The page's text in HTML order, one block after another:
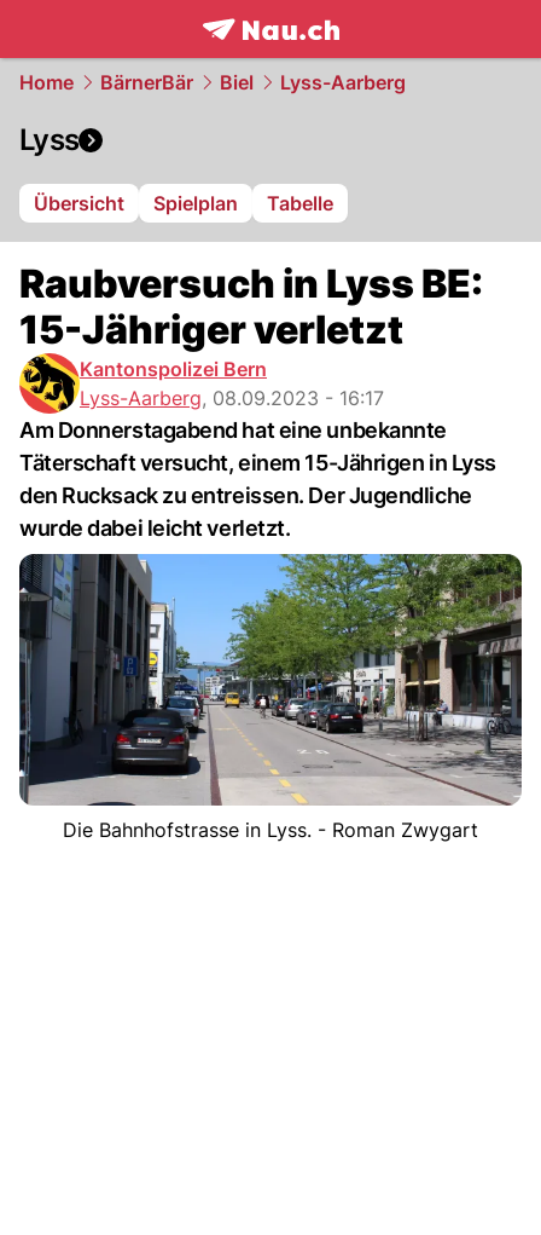
frontpage.NAU.ch
Home BärnerBär Biel Lyss-Aarberg
Lyss
Übersicht Spielplan Tabelle
Raubversuch in Lyss BE:
15-Jähriger verletzt
Kantonspolizei Bern
Lyss-Aarberg, 08.09.2023 - 16:17
Am Donnerstagabend hat eine unbekannte
Täterschaft versucht, einem 15-Jährigen in Lyss
den Rucksack zu entreissen. Der Jugendliche
wurde dabei leicht verletzt.
Die Bahnhofstrasse in Lyss. - Roman Zwygart